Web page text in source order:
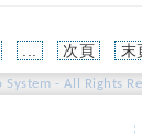
次頁 末
- All Rights